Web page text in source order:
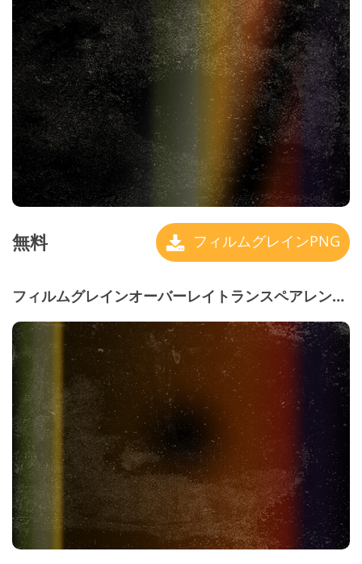
無料 フィルムグレインPNG
フィルムグレインオーバーレイトランスペアレント＃20 "Rose Side"